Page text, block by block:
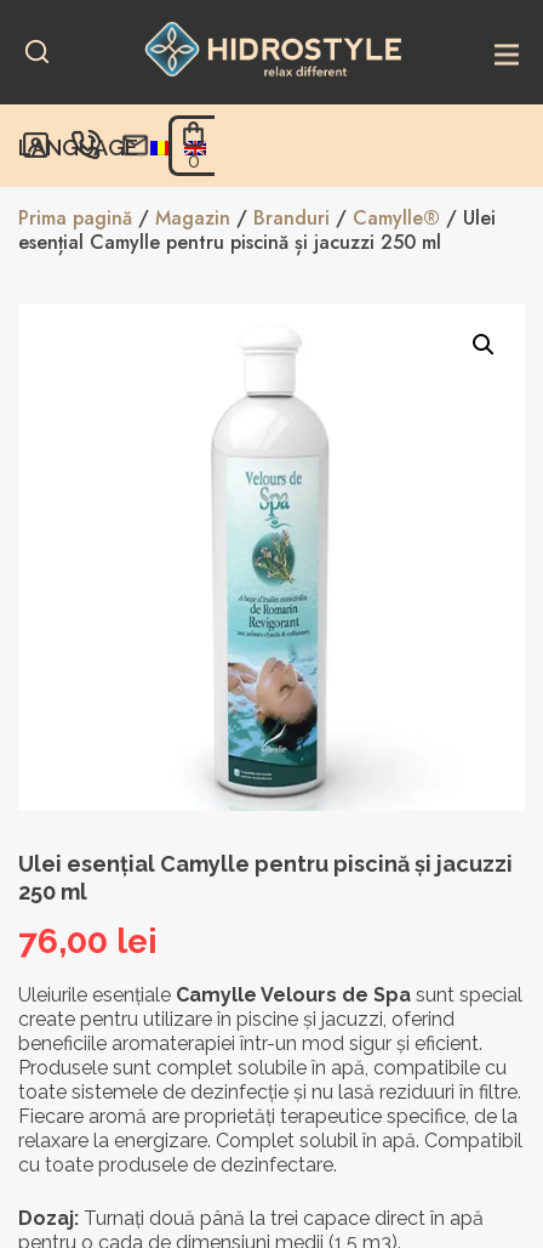
content
LANGUAGE
0
Prima pagină / Magazin / Branduri / Camylle® / Ulei
esențial Camylle pentru piscină și jacuzzi 250 ml
Ulei esențial Camylle pentru piscină și jacuzzi
250 ml
76,00 lei
Uleiurile esențiale Camylle Velours de Spa sunt special
create pentru utilizare în piscine și jacuzzi, oferind
beneficiile aromaterapiei într-un mod sigur și eficient.
Produsele sunt complet solubile în apă, compatibile cu
toate sistemele de dezinfecție și nu lasă reziduuri în filtre.
Fiecare aromă are proprietăți terapeutice specifice, de la
relaxare la energizare. Complet solubil în apă. Compatibil
cu toate produsele de dezinfectare.
Dozaj: Turnați două până la trei capace direct în apă
pentru o cada de dimensiuni medii (1,5 m3).